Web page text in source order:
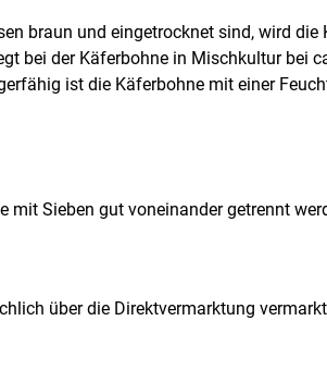
braun und eingetrocknet sind, wird die
bei der Käferbohne in Mischkultur bei
ist die Käferbohne mit einer
mit Sieben gut voneinander getrennt
über die Direktvermarktung